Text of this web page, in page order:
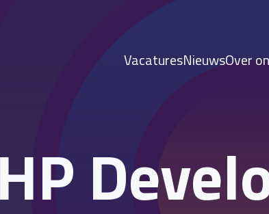
VacaturesNieuwsOver